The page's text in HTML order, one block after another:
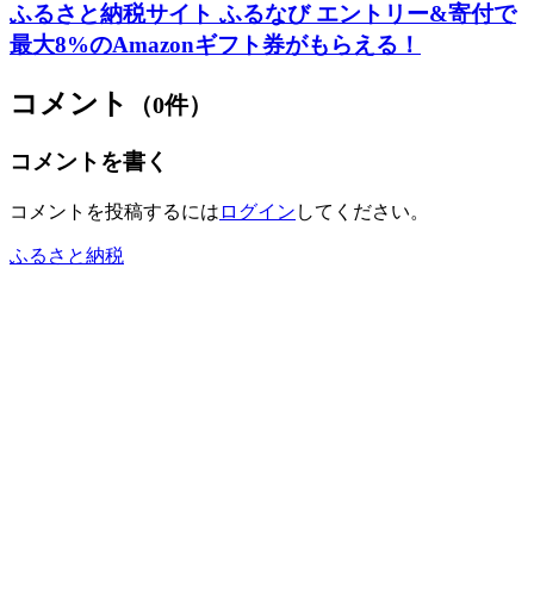
ふるさと納税サイト ふるなび エントリー&寄付で
最大8%のAmazonギフト券がもらえる！
コメント （0件）
コメントを書く
コメントを投稿するには ログイン してください。
ふるさと納税